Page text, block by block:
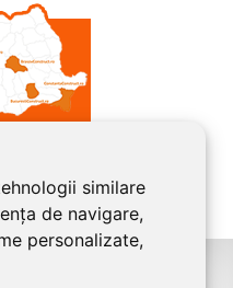
similare
de navigare,
personalizate,